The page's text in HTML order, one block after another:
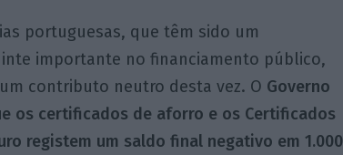
portuguesas, que têm sido um
importante no financiamento público,
contributo neutro desta vez. O Governo
os certificados de aforro e os Certificados
registem um saldo final negativo em 1.000